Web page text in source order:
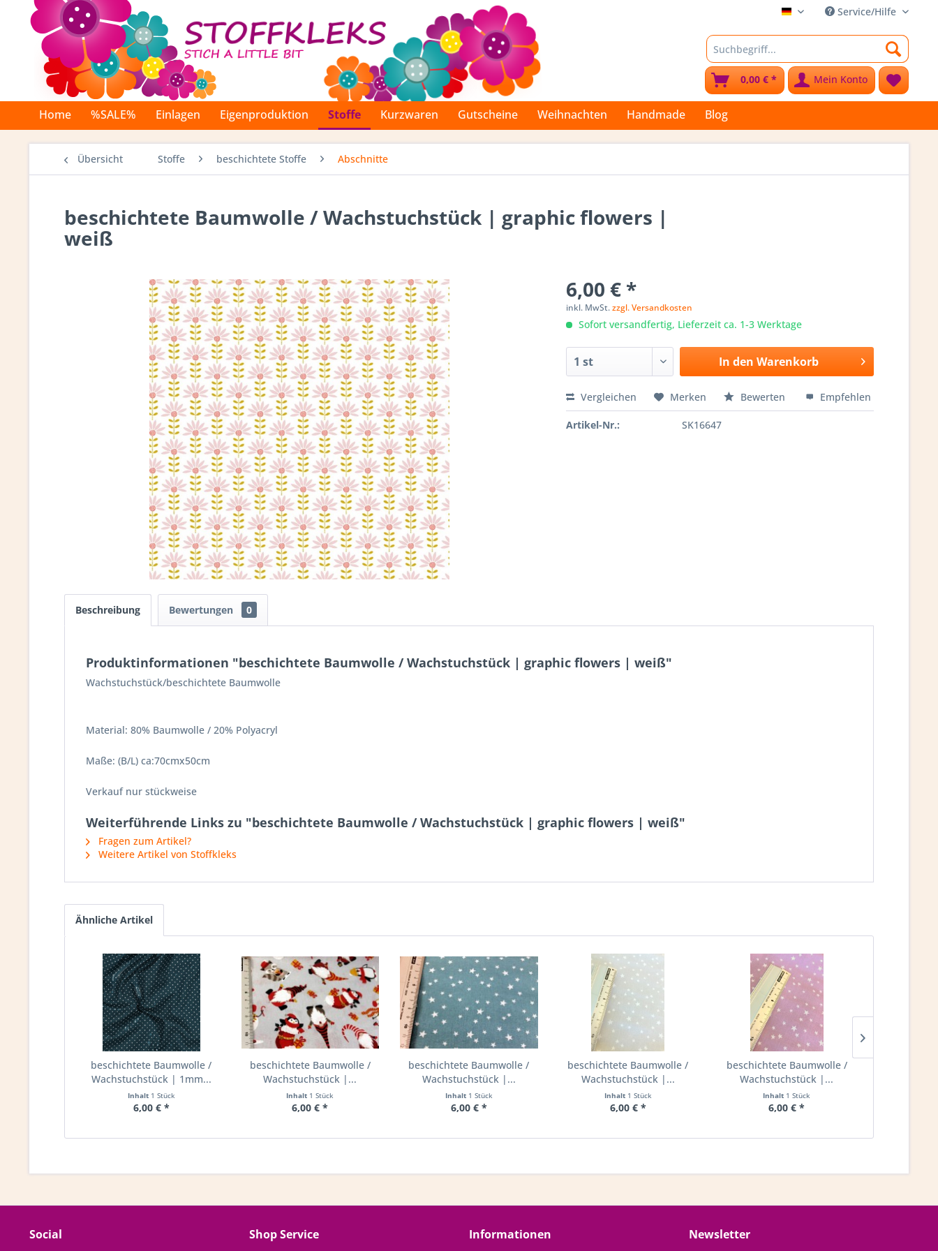
Stoffkleks Service/Hilfe
Mein Konto
0,00 € *
Home %SALE% Einlagen Eigenproduktion Stoffe Kurzwaren Gutscheine Weihnachten Handmade Blog
Übersicht Stoffe beschichtete Stoffe Abschnitte
beschichtete Baumwolle / Wachstuchstück | graphic flowers |
weiß
6,00 € *
inkl. MwSt.zzgl. Versandkosten
Sofort versandfertig, Lieferzeit ca. 1-3 Werktage
In den Warenkorb
Vergleichen Merken Bewerten Empfehlen
Artikel-Nr.: SK16647
Beschreibung Bewertungen 0
Produktinformationen "beschichtete Baumwolle / Wachstuchstück | graphic flowers | weiß"
Wachstuchstück/beschichtete Baumwolle
Material: 80% Baumwolle / 20% Polyacryl
Maße: (B/L) ca:70cmx50cm
Verkauf nur stückweise
Weiterführende Links zu "beschichtete Baumwolle / Wachstuchstück | graphic flowers | weiß"
Fragen zum Artikel?
Weitere Artikel von Stoffkleks
Ähnliche Artikel
beschichtete Baumwolle /
Wachstuchstück | 1mm...
Inhalt 1 Stück
6,00 € *
beschichtete Baumwolle /
Wachstuchstück |...
Inhalt 1 Stück
6,00 € *
beschichtete Baumwolle /
Wachstuchstück |...
Inhalt 1 Stück
6,00 € *
beschichtete Baumwolle /
Wachstuchstück |...
Inhalt 1 Stück
6,00 € *
beschichtete Baumwolle /
Wachstuchstück |...
Inhalt 1 Stück
6,00 € *
Social Shop Service Informationen Newsletter